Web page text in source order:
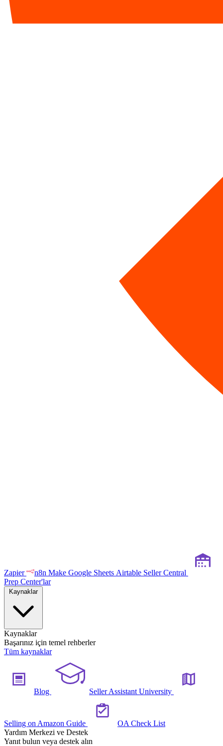
Zapier n8n Make Google Sheets Airtable Seller Central
Prep Center'lar
Kaynaklar
Kaynaklar
Başarınız için temel rehberler
Tüm kaynaklar
Blog Seller Assistant University
Selling on Amazon Guide
OA Check List
Yardım Merkezi ve Destek
Yanıt bulun veya destek alın